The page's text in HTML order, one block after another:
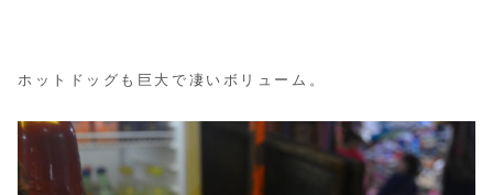
ホットドッグも巨大で凄いボリューム。